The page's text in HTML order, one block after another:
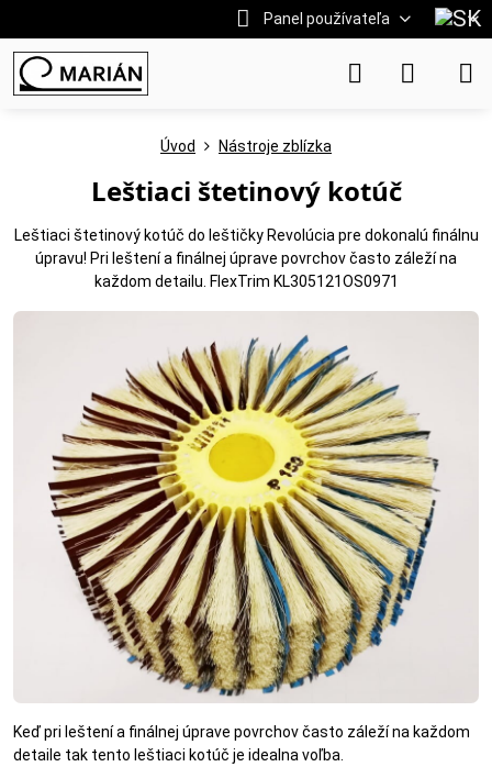
Panel používateľa
Úvod Nástroje zblízka
Leštiaci štetinový kotúč
Leštiaci štetinový kotúč do leštičky Revolúcia pre dokonalú finálnu
úpravu! Pri leštení a finálnej úprave povrchov často záleží na
každom detailu. FlexTrim KL305121OS0971
Keď pri leštení a finálnej úprave povrchov často záleží na každom
detaile tak tento leštiaci kotúč je idealna voľba.